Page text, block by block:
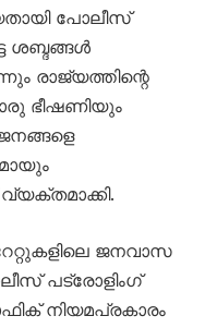
പോലീസ്
ശബ്ദങ്ങൾ
രാജ്യത്തിന്റെ
ഭീഷണിയും
ജനവാസ
പട്രോളിംഗ്
നിയമപ്രകാരം